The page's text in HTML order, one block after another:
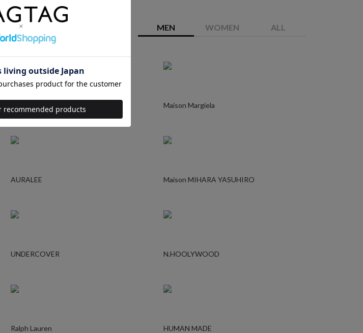
RAGTAGバイヤーの厳選ブランド
MEN WOMEN ALL
YOHJI YAMAMOTO Maison Margiela
AURALEE Maison MIHARA YASUHIRO
UNDERCOVER N.HOOLYWOOD
Ralph Lauren HUMAN MADE